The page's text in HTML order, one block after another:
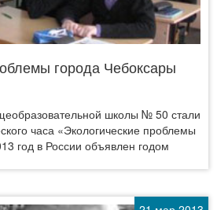
города Чебоксары
школы № 50 стали
часа «Экологические проблемы
год в России объявлен годом